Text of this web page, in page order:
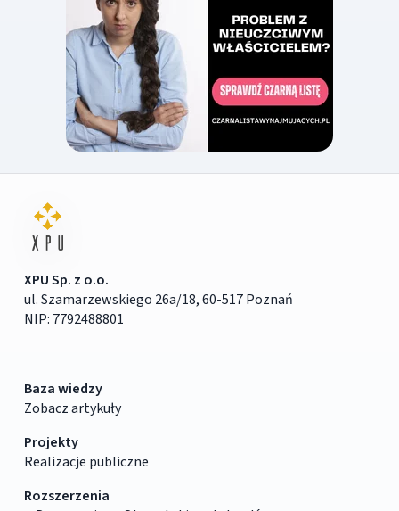
XPU Sp. z o.o.
ul. Szamarzewskiego 26a/18, 60-517 Poznań
NIP: 7792488801
Baza wiedzy
Zobacz artykuły
Projekty
Realizacje publiczne
Rozszerzenia